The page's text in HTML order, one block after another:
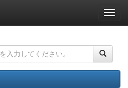
ナ
ビ
ー
ョ
ン